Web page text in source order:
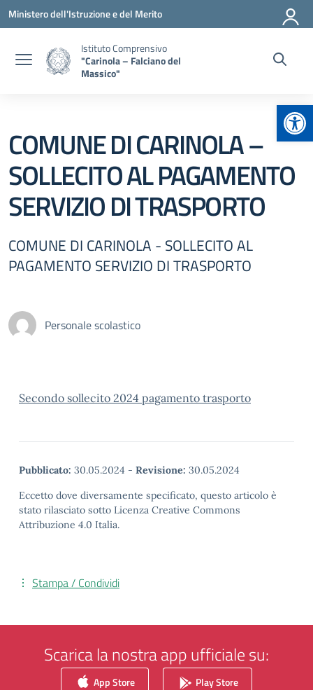
Vai ai contenuti
Vai al menu di navigazione
Vai al footer
Ministero dell'Istruzione e del Merito
Istituto Comprensivo
"Carinola – Falciano del
Massico"
COMUNE DI CARINOLA –
SOLLECITO AL PAGAMENTO
SERVIZIO DI TRASPORTO
COMUNE DI CARINOLA - SOLLECITO AL
PAGAMENTO SERVIZIO DI TRASPORTO
Personale scolastico
Secondo sollecito 2024 pagamento trasporto
Pubblicato: 30.05.2024 - Revisione: 30.05.2024
Eccetto dove diversamente specificato, questo articolo è
stato rilasciato sotto Licenza Creative Commons
Attribuzione 4.0 Italia.
Stampa / Condividi
Scarica la nostra app ufficiale su:
App Store Play Store